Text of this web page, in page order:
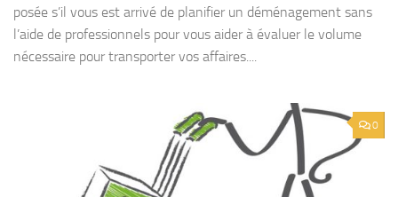
posée s’il vous est arrivé de planifier un déménagement sans
l’aide de professionnels pour vous aider à évaluer le volume
nécessaire pour transporter vos affaires....
0